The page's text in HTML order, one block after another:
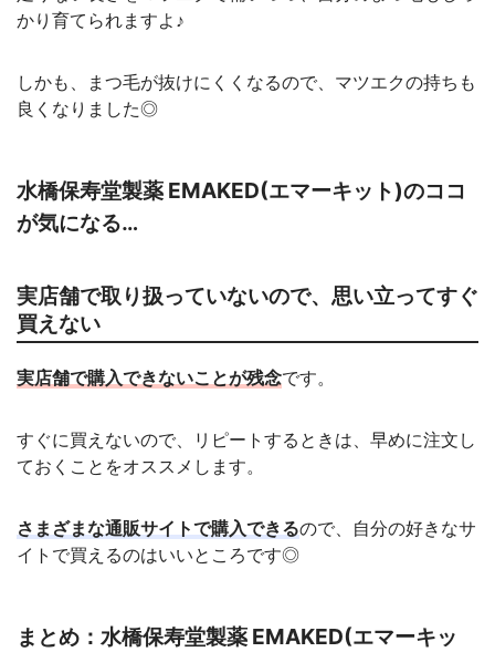
かり育てられますよ♪
しかも、まつ毛が抜けにくくなるので、マツエクの持ちも
良くなりました◎
水橋保寿堂製薬 EMAKED(エマーキット)のココ
が気になる…
実店舗で取り扱っていないので、思い立ってすぐ
買えない
実店舗で購入できないことが残念です。
すぐに買えないので、リピートするときは、早めに注文し
ておくことをオススメします。
さまざまな通販サイトで購入できるので、自分の好きなサ
イトで買えるのはいいところです◎
まとめ：水橋保寿堂製薬 EMAKED(エマーキッ